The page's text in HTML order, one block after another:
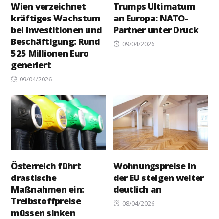
Wien verzeichnet
kräftiges Wachstum
bei Investitionen und
Beschäftigung: Rund
525 Millionen Euro
generiert
Posted
09/04/2026
Trumps Ultimatum
an Europa: NATO-
Partner unter Druck
Posted
09/04/2026
Österreich führt
drastische
Maßnahmen ein:
Treibstoffpreise
müssen sinken
Wohnungspreise in
der EU steigen weiter
deutlich an
Posted
08/04/2026